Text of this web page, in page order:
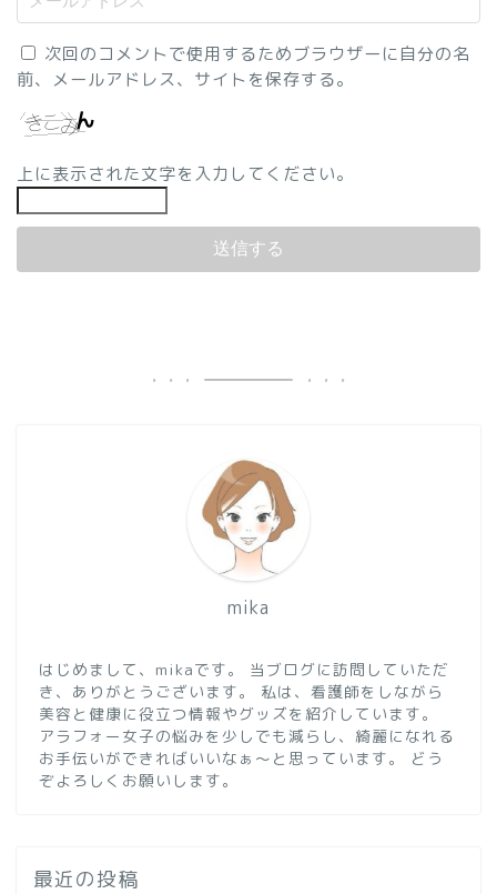
次回のコメントで使用するためブラウザーに自分の名
前、メールアドレス、サイトを保存する。
上に表示された文字を入力してください。
mika
はじめまして、mikaです。 当ブログに訪問していただ
き、ありがとうございます。 私は、看護師をしながら
美容と健康に役立つ情報やグッズを紹介しています。
アラフォー女子の悩みを少しでも減らし、綺麗になれる
お手伝いができればいいなぁ～と思っています。 どう
ぞよろしくお願いします。
最近の投稿